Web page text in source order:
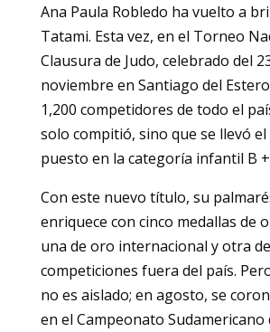
Ana Paula Robledo ha vuelto a
Tatami. Esta vez, en el Torneo
Clausura de Judo, celebrado del
noviembre en Santiago del
1,200 competidores de todo el
solo compitió, sino que se llevó
puesto en la categoría infantil B
Con este nuevo título, su
enriquece con cinco medallas de
una de oro internacional y otra
competiciones fuera del país.
no es aislado; en agosto, se
en el Campeonato Sudamericano